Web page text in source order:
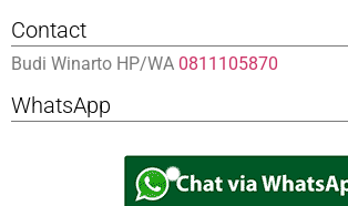
Contact
Budi Winarto HP/WA 0811105870
WhatsApp